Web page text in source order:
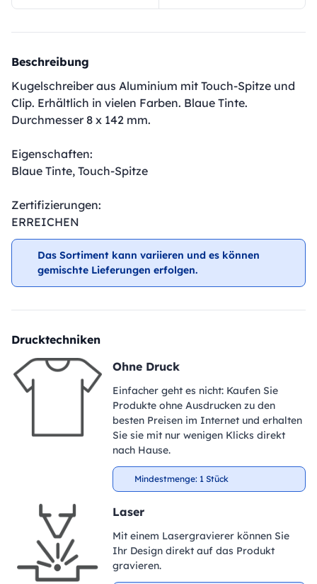
Beschreibung
Kugelschreiber aus Aluminium mit Touch-Spitze und
Clip. Erhältlich in vielen Farben. Blaue Tinte.
Durchmesser 8 x 142 mm.
Eigenschaften:
Blaue Tinte, Touch-Spitze
Zertifizierungen:
ERREICHEN
Das Sortiment kann variieren und es können
gemischte Lieferungen erfolgen.
Drucktechniken
Ohne Druck
Einfacher geht es nicht: Kaufen Sie
Produkte ohne Ausdrucken zu den
besten Preisen im Internet und erhalten
Sie sie mit nur wenigen Klicks direkt
nach Hause.
Mindestmenge: 1 Stück
Laser
Mit einem Lasergravierer können Sie
Ihr Design direkt auf das Produkt
gravieren.